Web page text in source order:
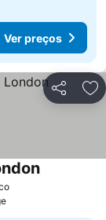
Ver preços
Partilhar
Ver preços
Ver preços